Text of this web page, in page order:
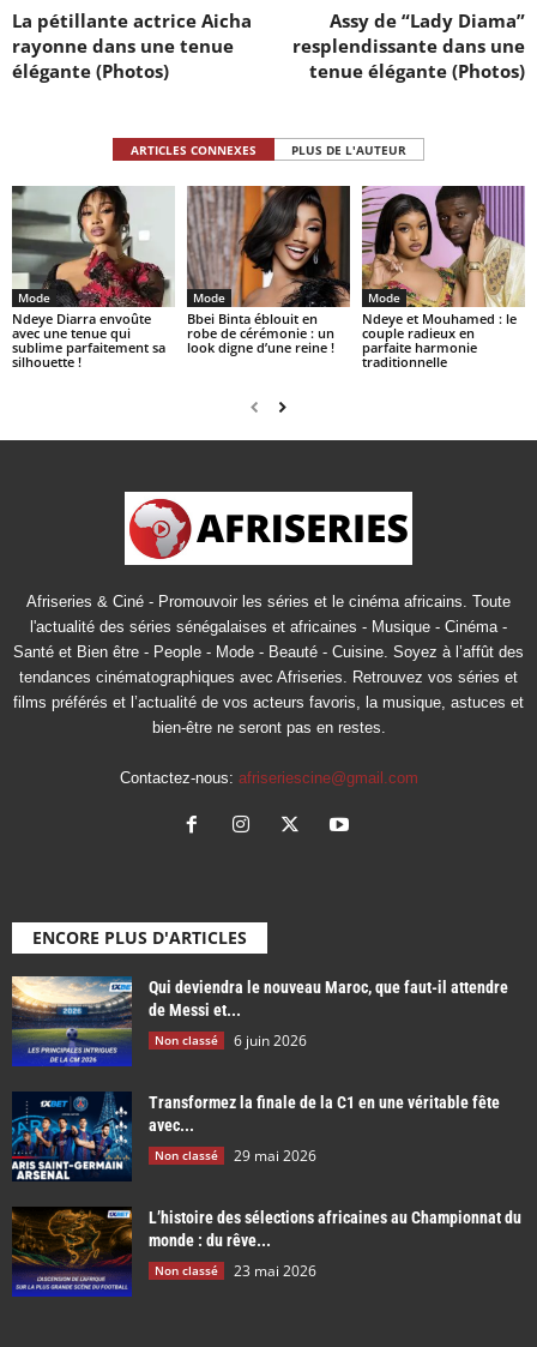
La pétillante actrice Aicha
rayonne dans une tenue
élégante (Photos)
Assy de “Lady Diama”
resplendissante dans une
tenue élégante (Photos)
ARTICLES CONNEXES PLUS DE L'AUTEUR
Mode
Ndeye Diarra envoûte
avec une tenue qui
sublime parfaitement sa
silhouette !
Mode
Bbei Binta éblouit en
robe de cérémonie : un
look digne d’une reine !
Mode
Ndeye et Mouhamed : le
couple radieux en
parfaite harmonie
traditionnelle
Afriseries & Ciné - Promouvoir les séries et le cinéma africains. Toute
l'actualité des séries sénégalaises et africaines - Musique - Cinéma -
Santé et Bien être - People - Mode - Beauté - Cuisine. Soyez à l’affût des
tendances cinématographiques avec Afriseries. Retrouvez vos séries et
films préférés et l’actualité de vos acteurs favoris, la musique, astuces et
bien-être ne seront pas en restes.
Contactez-nous: afriseriescine@gmail.com
ENCORE PLUS D'ARTICLES
Qui deviendra le nouveau Maroc, que faut-il attendre
de Messi et...
Non classé 6 juin 2026
Transformez la finale de la C1 en une véritable fête
avec...
Non classé 29 mai 2026
L’histoire des sélections africaines au Championnat du
monde : du rêve...
Non classé 23 mai 2026